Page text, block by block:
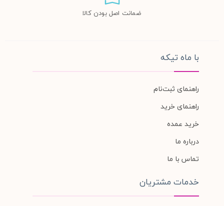
ضمانت اصل بودن کالا
با ماه تیکه
راهنمای ثبت‌نام
راهنمای خرید
خرید عمده
درباره ما
تماس با ما
خدمات مشتریان